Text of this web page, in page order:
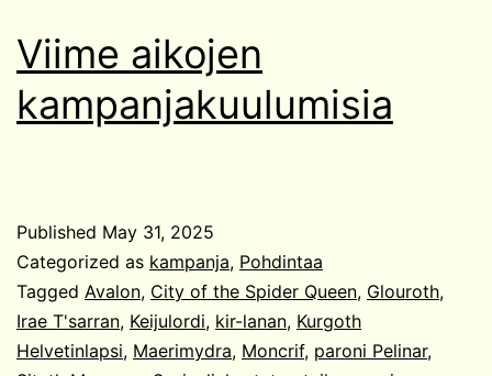
Viime aikojen
kampanjakuulumisia
Published May 31, 2025
Categorized as kampanja, Pohdintaa
Tagged Avalon, City of the Spider Queen, Glouroth,
Irae T'sarran, Keijulordi, kir-lanan, Kurgoth
Helvetinlapsi, Maerimydra, Moncrif, paroni Pelinar,